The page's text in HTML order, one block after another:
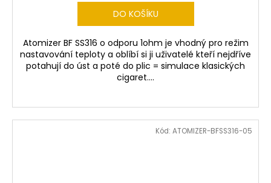
DO KOŠÍKU
Atomizer BF SS316 o odporu 1ohm je vhodný pro režim
nastavování teploty a oblíbí si ji uživatelé kteří nejdříve
potahují do úst a poté do plic = simulace klasických
cigaret....
Kód: ATOMIZER-BFSS316-05